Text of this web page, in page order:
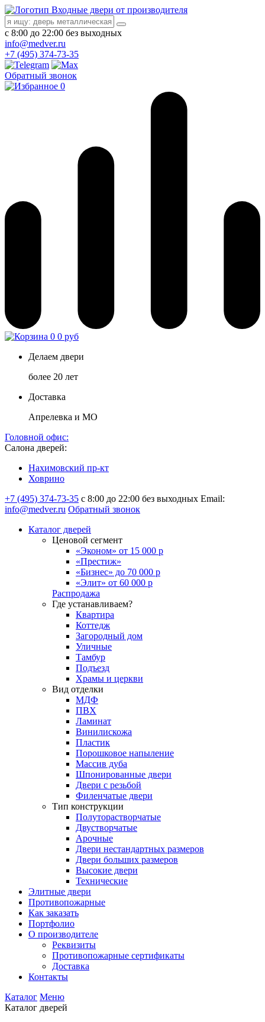
Входные двери от производителя
с 8:00 до 22:00 без выходных
info@medver.ru
+7 (495) 374-73-35
Обратный звонок
0
0 0 руб
Делаем двери
более 20 лет
Доставка
Апрелевка и МО
Головной офис:
Салона дверей:
Нахимовский пр-кт
Ховрино
+7 (495) 374-73-35 с 8:00 до 22:00 без выходных Email:
info@medver.ru Обратный звонок
Каталог дверей
Ценовой сегмент
«Эконом» от 15 000 р
«Престиж»
«Бизнес» до 70 000 р
«Элит» от 60 000 р
Распродажа
Где устанавливаем?
Квартира
Коттедж
Загородный дом
Уличные
Тамбур
Подъезд
Храмы и церкви
Вид отделки
МДФ
ПВХ
Ламинат
Винилискожа
Пластик
Порошковое напыление
Массив дуба
Шпонированные двери
Двери с резьбой
Филенчатые двери
Тип конструкции
Полуторастворчатые
Двустворчатые
Арочные
Двери нестандартных размеров
Двери больших размеров
Высокие двери
Технические
Элитные двери
Противопожарные
Как заказать
Портфолио
О производителе
Реквизиты
Противопожарные сертификаты
Доставка
Контакты
Каталог Меню
Каталог дверей